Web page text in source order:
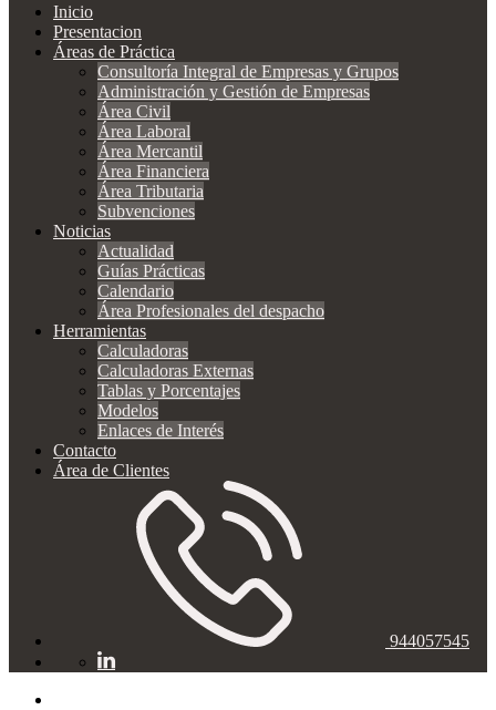
Inicio
Presentacion
Áreas de Práctica
Consultoría Integral de Empresas y Grupos
Administración y Gestión de Empresas
Área Civil
Área Laboral
Área Mercantil
Área Financiera
Área Tributaria
Subvenciones
Noticias
Actualidad
Guías Prácticas
Calendario
Área Profesionales del despacho
Herramientas
Calculadoras
Calculadoras Externas
Tablas y Porcentajes
Modelos
Enlaces de Interés
Contacto
Área de Clientes
944057545